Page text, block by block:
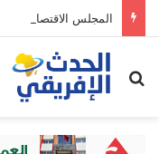
ابحث عن